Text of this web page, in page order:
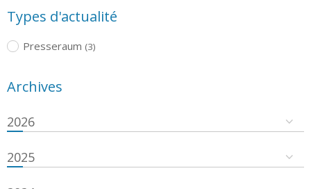
Types d'actualité
Presseraum (3)
Archives
2026
2025